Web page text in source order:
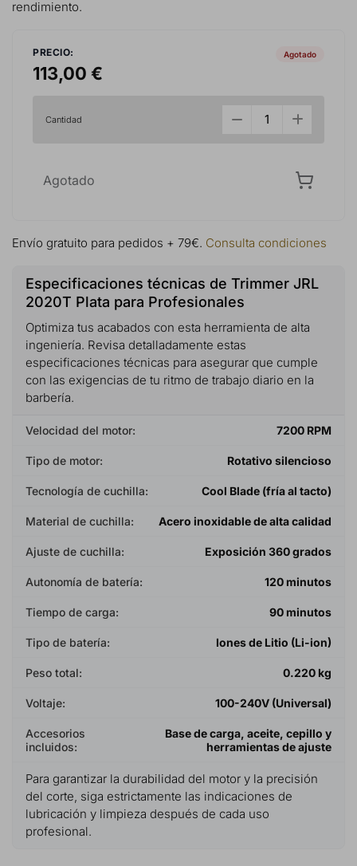
rendimiento.
PRECIO:
113,00 €
Agotado
Cantidad
Agotado
Envío gratuito para pedidos + 79€. Consulta condiciones
Especificaciones técnicas de Trimmer JRL
2020T Plata para Profesionales
Optimiza tus acabados con esta herramienta de alta
ingeniería. Revisa detalladamente estas
especificaciones técnicas para asegurar que cumple
con las exigencias de tu ritmo de trabajo diario en la
barbería.
Velocidad del motor: 7200 RPM
Tipo de motor: Rotativo silencioso
Tecnología de cuchilla: Cool Blade (fría al tacto)
Material de cuchilla: Acero inoxidable de alta calidad
Ajuste de cuchilla: Exposición 360 grados
Autonomía de batería: 120 minutos
Tiempo de carga: 90 minutos
Tipo de batería: Iones de Litio (Li-ion)
Peso total: 0.220 kg
Voltaje: 100-240V (Universal)
Accesorios
incluidos:
Base de carga, aceite, cepillo y
herramientas de ajuste
Para garantizar la durabilidad del motor y la precisión
del corte, siga estrictamente las indicaciones de
lubricación y limpieza después de cada uso
profesional.